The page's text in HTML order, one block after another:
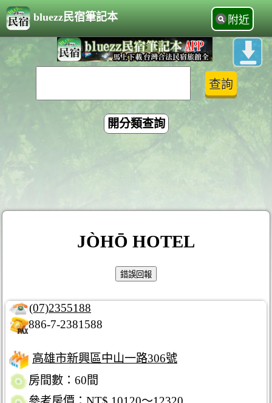
bluezz民宿筆記本 附近
開分類查詢
JÒHŌ HOTEL
(07)2355188
886-7-2381588
高雄市新興區中山一路306號
房間數：60間